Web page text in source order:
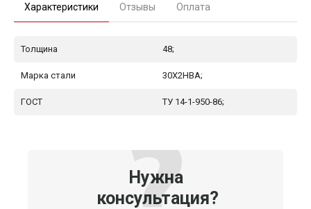
Характеристики Отзывы Оплата
Толщина 48;
Марка стали 30Х2НВА;
ГОСТ ТУ 14-1-950-86;
Нужна
консультация?